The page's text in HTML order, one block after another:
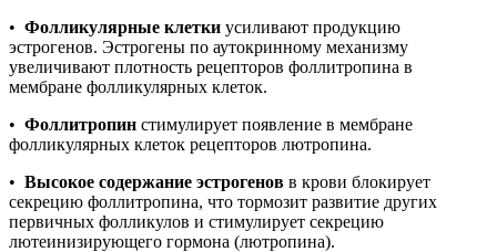
• Фолликулярные клетки усиливают продукцию
эстрогенов. Эстрогены по аутокринному механизму
увеличивают плотность рецепторов фоллитропина в
мембране фолликулярных клеток.
• Фоллитропин стимулирует появление в мембране
фолликулярных клеток рецепторов лютропина.
• Высокое содержание эстрогенов в крови блокирует
секрецию фоллитропина, что тормозит развитие других
первичных фолликулов и стимулирует секрецию
лютеинизирующего гормона (лютропина).